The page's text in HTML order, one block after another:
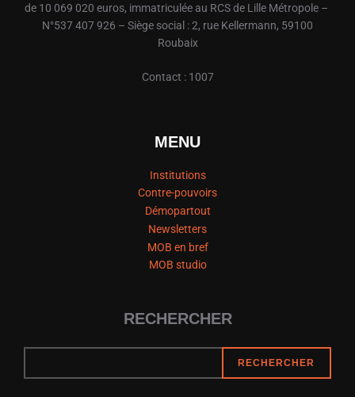
de 10 069 020 euros, immatriculée au RCS de Lille Métropole –
N°537 407 926 – Siège social : 2, rue Kellermann, 59100
Roubaix
Contact : 1007
MENU
Institutions
Contre-pouvoirs
Démopartout
Newsletters
MOB en bref
MOB studio
RECHERCHER
RECHERCHER